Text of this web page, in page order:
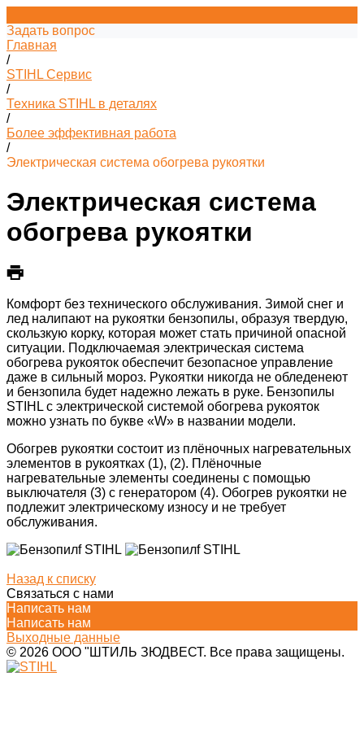
Задать вопрос
Главная
/
STIHL Сервис
/
Техника STIHL в деталях
/
Более эффективная работа
/
Электрическая система обогрева рукоятки
Электрическая система
обогрева рукоятки
Комфорт без технического обслуживания. Зимой снег и
лед налипают на рукоятки бензопилы, образуя твердую,
скользкую корку, которая может стать причиной опасной
ситуации. Подключаемая электрическая система
обогрева рукояток обеспечит безопасное управление
даже в сильный мороз. Рукоятки никогда не обледенеют
и бензопила будет надежно лежать в руке. Бензопилы
STIHL с электрической системой обогрева рукояток
можно узнать по букве «W» в названии модели.
Обогрев рукоятки состоит из плёночных нагревательных
элементов в рукоятках (1), (2). Плёночные
нагревательные элементы соединены с помощью
выключателя (3) с генератором (4). Обогрев рукоятки не
подлежит электрическому износу и не требует
обслуживания.
Назад к списку
Связаться с нами
Написать нам
Написать нам
Выходные данные
© 2026 ООО "ШТИЛЬ ЗЮДВЕСТ. Все права защищены.